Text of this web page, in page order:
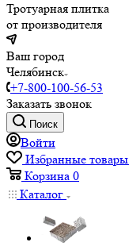
Тротуарная плитка
от производителя
Ваш город
Челябинск
+7-800-100-56-53
Заказать звонок
Поиск
Войти
Избранные товары
Корзина 0
Каталог